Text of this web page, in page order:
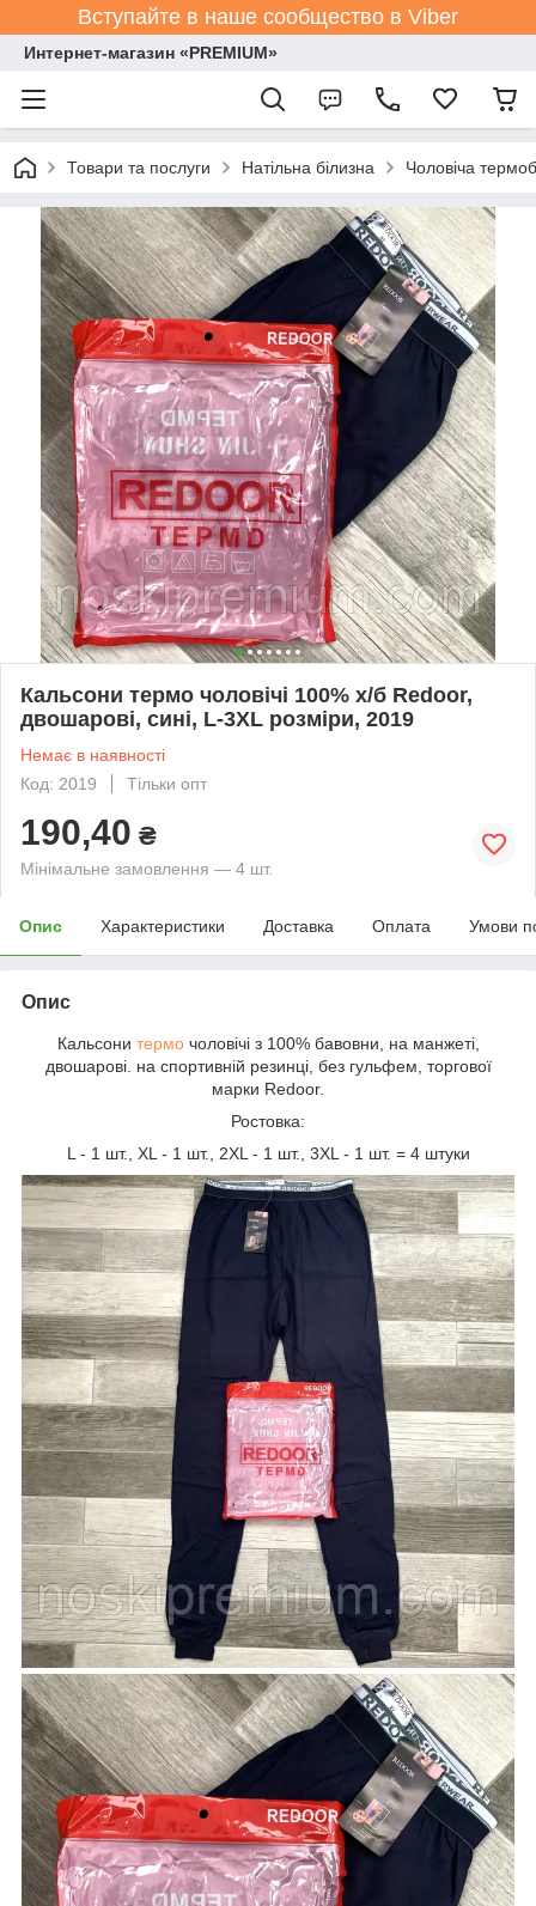
Вступайте в наше сообщество в Viber
Интернет-магазин «PREMIUM»
Товари та послуги Натільна білизна Чоловіча
Кальсони термо чоловічі 100% х/б Redoor,
двошарові, сині, L-3XL розміри, 2019
Немає в наявності
Код: 2019
Тільки опт
190,40 ₴
Мінімальне замовлення — 4 шт.
Опис Характеристики Доставка Оплата Умови
Опис
Кальсони термочоловічі з 100% бавовни, на манжеті,
двошарові. на спортивній резинці, без гульфем, торгової
марки Redoor.
Ростовка:
L - 1 шт., XL - 1 шт., 2XL - 1 шт., 3XL - 1 шт. = 4 штуки